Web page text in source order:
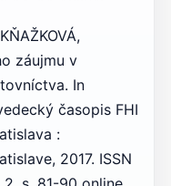
záujmu v
In
časopis FHI
:
2017. ISSN